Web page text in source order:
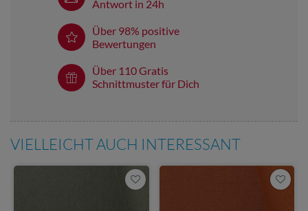
Antwort in 24h
Über 98% positive
Bewertungen
Über 110 Gratis
Schnittmuster für Dich
VIELLEICHT AUCH INTERESSANT